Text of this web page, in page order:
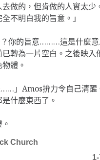
去做的，但肯做的人實太
不明白我的旨意。」
你的旨意………這是什麼
轉為一片空白。之後映入
體。
」Amos拚力令自己清醒
什麼東西了。
Church